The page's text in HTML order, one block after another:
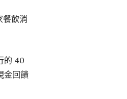
餐飲消
的 40
金回饋